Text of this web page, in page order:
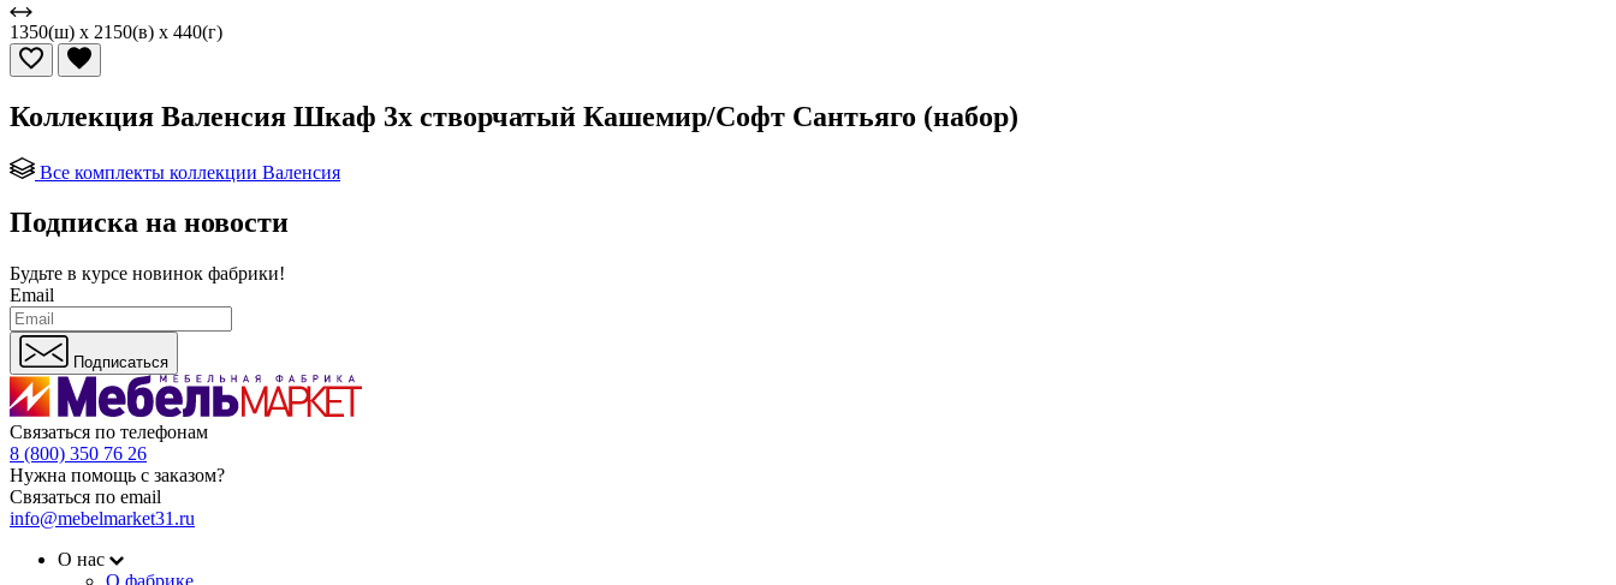
1350(ш) x 2150(в) x 440(г)
Коллекция Валенсия Шкаф 3х створчатый Кашемир/Софт Сантьяго (набор)
Все комплекты коллекции Валенсия
Подписка на новости
Будьте в курсе новинок фабрики!
Email
Подписаться
Связаться по телефонам
8 (800) 350 76 26
Нужна помощь с заказом?
Связаться по email
info@mebelmarket31.ru
О нас